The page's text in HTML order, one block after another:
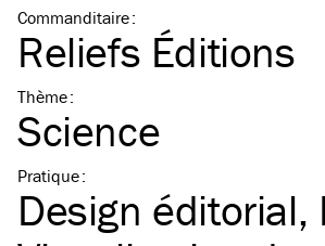
Commanditaire:
Reliefs Éditions
Thème:
Science
Pratique:
Design éditorial